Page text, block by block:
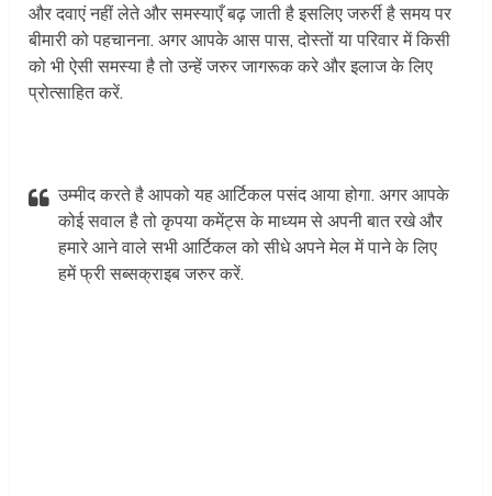
और दवाएं नहीं लेते और समस्याएँ बढ़ जाती है इसलिए जरुर्री है समय पर
बीमारी को पहचानना. अगर आपके आस पास, दोस्तों या परिवार में किसी
को भी ऐसी समस्या है तो उन्हें जरुर जागरूक करे और इलाज के लिए
प्रोत्साहित करें.
उम्मीद करते है आपको यह आर्टिकल पसंद आया होगा. अगर आपके
कोई सवाल है तो कृपया कमेंट्स के माध्यम से अपनी बात रखे और
हमारे आने वाले सभी आर्टिकल को सीधे अपने मेल में पाने के लिए
हमें फ्री सब्सक्राइब जरुर करें.